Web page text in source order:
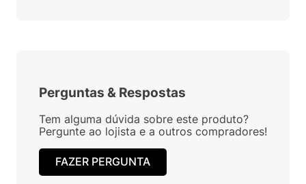
Perguntas & Respostas
Tem alguma dúvida sobre este produto?
Pergunte ao lojista e a outros compradores!
FAZER PERGUNTA